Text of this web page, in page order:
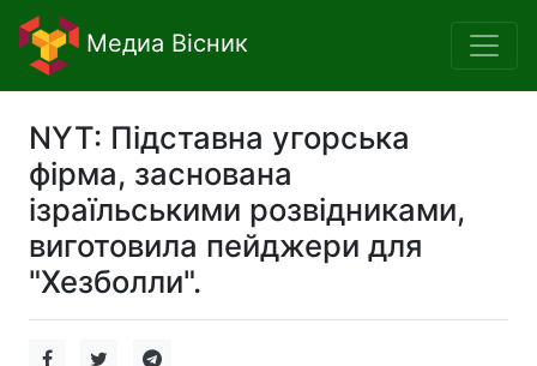
Медиа Вісник
NYT: Підставна угорська
фірма, заснована
ізраїльськими розвідниками,
виготовила пейджери для
"Хезболли".